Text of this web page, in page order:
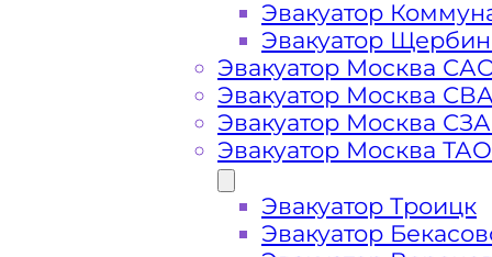
Вызвать
Эвакуатор
Эвакуатор
Эвакуатор Москва
Эвакуатор Москва
Эвакуатор Москва
Эвакуатор Москва ТАО
Эвакуатор Троицк
Эвакуатор